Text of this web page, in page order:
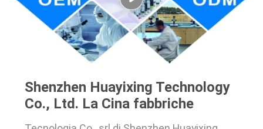
Shenzhen Huayixing Technology
Co., Ltd. La Cina fabbriche